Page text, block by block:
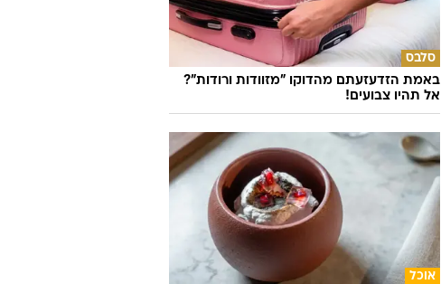
סלבס
באמת הזדעזעתם מהדוקו "מזוודות ורודות"?
אל תהיו צבועים!
אוכל